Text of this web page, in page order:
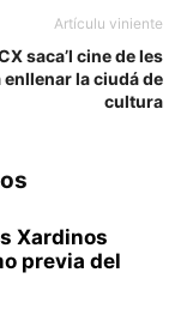
Artículu viniente
saca’l cine de les
enllenar la ciudá de
cultura
Xardinos
previa del